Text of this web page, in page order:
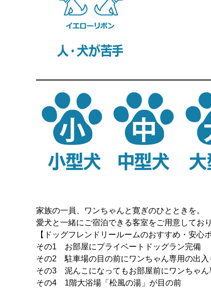
家族の一員、ワンちゃんと寛ぎのひとときを。
愛犬と一緒にご宿泊できる客室をご用意しており
【ドッグフレンドリールームのおすすめ・安心
その1 お部屋にプライベートドッグラン完備
その2 駐車場の目の前にワンちゃん専用の出入
その3 泥んこになってもお部屋前にワンちゃん
その4 1階大浴場「松風の湯」が目の前